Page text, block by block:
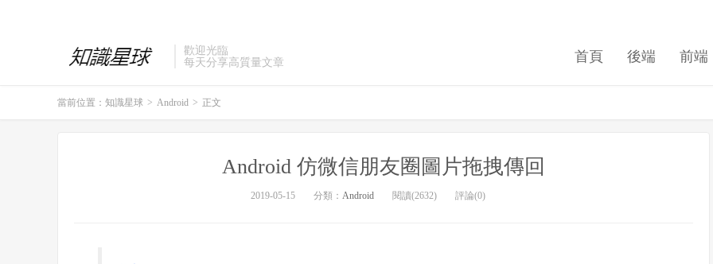
歡迎光臨
每天分享高質量文章
首頁 後端 前端
當前位置： 知識星球 > Android > 正文
Android 仿微信朋友圈圖片拖拽傳回
2019-05-15 分類： Android 閱讀(2632) 評論(0)